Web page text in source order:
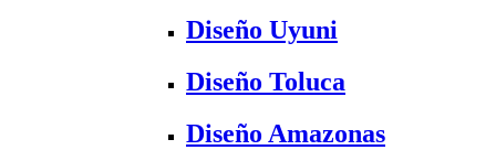
Diseño Uyuni
Diseño Toluca
Diseño Amazonas